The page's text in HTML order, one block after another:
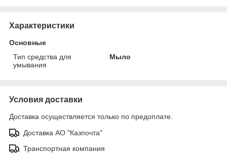
Характеристики
Основные
Тип средства для
умывания
Мыло
Условия доставки
Доставка осуществляется только по предоплате.
Доставка АО "Казпочта"
Транспортная компания